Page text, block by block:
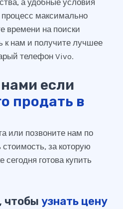
максимально
времени на поиски
к нам и получите лучшее
телефон Vivo.
если
продать в
или позвоните нам по
за которую
готова купить
чтобы узнать цену